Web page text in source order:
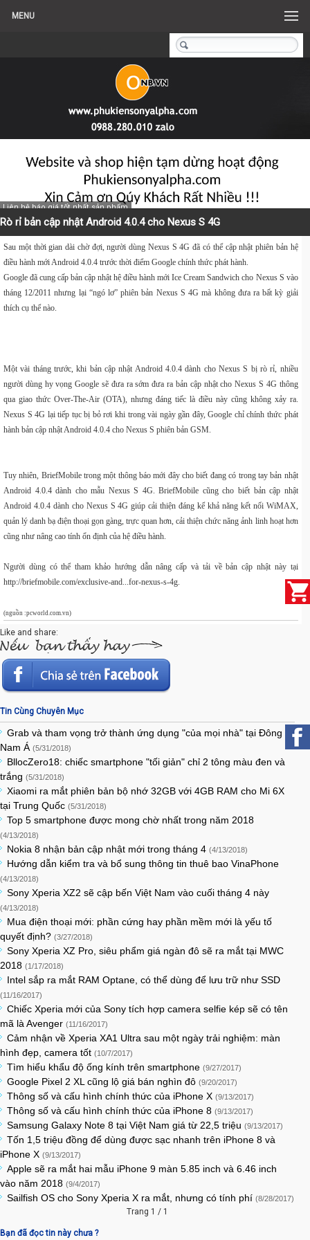
MENU
Liên hệ báo giá tốt nhất sản phẩm
Rò rỉ bản cập nhật Android 4.0.4 cho Nexus S 4G
Sau một thời gian dài chờ đợi, người dùng Nexus S 4G đã có thể cập nhật phiên bản hệ
điều hành mới Android 4.0.4 trước thời điểm Google chính thức phát hành.
Google đã cung cấp bản cập nhật hệ điều hành mới Ice Cream Sandwich cho Nexus S vào
tháng 12/2011 nhưng lại “ngó lơ” phiên bản Nexus S 4G mà không đưa ra bất kỳ giải
thích cụ thể nào.
Một vài tháng trước, khi bản cập nhật Android 4.0.4 dành cho Nexus S bị rò rỉ, nhiều
người dùng hy vọng Google sẽ đưa ra sớm đưa ra bản cập nhật cho Nexus S 4G thông
qua giao thức Over-The-Air (OTA), nhưng đáng tiếc là điều này cũng không xảy ra.
Nexus S 4G lại tiếp tục bị bỏ rơi khi trong vài ngày gần đây, Google chỉ chính thức phát
hành bản cập nhật Android 4.0.4 cho Nexus S phiên bản GSM.
Tuy nhiên, BriefMobile trong một thông báo mới đây cho biết đang có trong tay bản nhật
Android 4.0.4 dành cho mẫu Nexus S 4G. BriefMobile cũng cho biết bản cập nhật
Android 4.0.4 dành cho Nexus S 4G giúp cải thiện đáng kể khả năng kết nối WiMAX,
quản lý danh bạ điện thoại gọn gàng, trực quan hơn, cải thiện chức năng ảnh linh hoạt hơn
cũng như nâng cao tính ổn định của hệ điều hành.
Người dùng có thể tham khảo hướng dẫn nâng cấp và tải về bản cập nhật này tại
http://briefmobile.com/exclusive-and...for-nexus-s-4g.
(nguồn :pcworld.com.vn)
Like and share:
Tin Cùng Chuyên Mục
Grab và tham vọng trở thành ứng dụng "của mọi nhà" tại Đông
Nam Á (5/31/2018)
BllocZero18: chiếc smartphone "tối giản" chỉ 2 tông màu đen và
trắng (5/31/2018)
Xiaomi ra mắt phiên bản bộ nhớ 32GB với 4GB RAM cho Mi 6X
tại Trung Quốc (5/31/2018)
Top 5 smartphone được mong chờ nhất trong năm 2018
(4/13/2018)
Nokia 8 nhận bản cập nhật mới trong tháng 4 (4/13/2018)
Hướng dẫn kiểm tra và bổ sung thông tin thuê bao VinaPhone
(4/13/2018)
Sony Xperia XZ2 sẽ cập bến Việt Nam vào cuối tháng 4 này
(4/13/2018)
Mua điện thoại mới: phần cứng hay phần mềm mới là yếu tố
quyết định? (3/27/2018)
Sony Xperia XZ Pro, siêu phẩm giá ngàn đô sẽ ra mắt tại MWC
2018 (1/17/2018)
Intel sắp ra mắt RAM Optane, có thể dùng để lưu trữ như SSD
(11/16/2017)
Chiếc Xperia mới của Sony tích hợp camera selfie kép sẽ có tên
mã là Avenger (11/16/2017)
Cảm nhận về Xperia XA1 Ultra sau một ngày trải nghiệm: màn
hình đẹp, camera tốt (10/7/2017)
Tìm hiểu khẩu độ ống kính trên smartphone (9/27/2017)
Google Pixel 2 XL cũng lộ giá bán nghìn đô (9/20/2017)
Thông số và cấu hình chính thức của iPhone X (9/13/2017)
Thông số và cấu hình chính thức của iPhone 8 (9/13/2017)
Samsung Galaxy Note 8 tại Việt Nam giá từ 22,5 triệu (9/13/2017)
Tốn 1,5 triệu đồng để dùng được sạc nhanh trên iPhone 8 và
iPhone X (9/13/2017)
Apple sẽ ra mắt hai mẫu iPhone 9 màn 5.85 inch và 6.46 inch
vào năm 2018 (9/4/2017)
Sailfish OS cho Sony Xperia X ra mắt, nhưng có tính phí (8/28/2017)
Trang 1 / 1
Bạn đã đọc tin này chưa ?